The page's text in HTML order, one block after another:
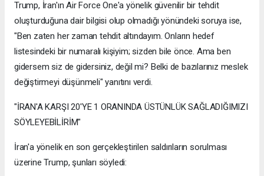
Trump, İran'ın Air Force One'a yönelik güvenilir bir tehdit
oluşturduğuna dair bilgisi olup olmadığı yönündeki soruya ise,
"Ben zaten her zaman tehdit altındayım. Onların hedef
listesindeki bir numaralı kişiyim; sizden bile önce. Ama ben
gidersem siz de gidersiniz, değil mi? Belki de bazılarınız meslek
değiştirmeyi düşünmeli" yanıtını verdi.
"İRAN'A KARŞI 20'YE 1 ORANINDA ÜSTÜNLÜK SAĞLADIĞIMIZI
SÖYLEYEBİLİRİM"
İran'a yönelik en son gerçekleştirilen saldırıların sorulması
üzerine Trump, şunları söyledi: